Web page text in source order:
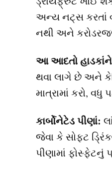
અન્ય નટ્સ કરતાં
નથી અને
આ આદતો
થવા લાગે છે અને
માત્રામાં કરો,
કાર્બોનેટેડ પીણાં:
જેવા કે સોફ્ટ
પીણામાં